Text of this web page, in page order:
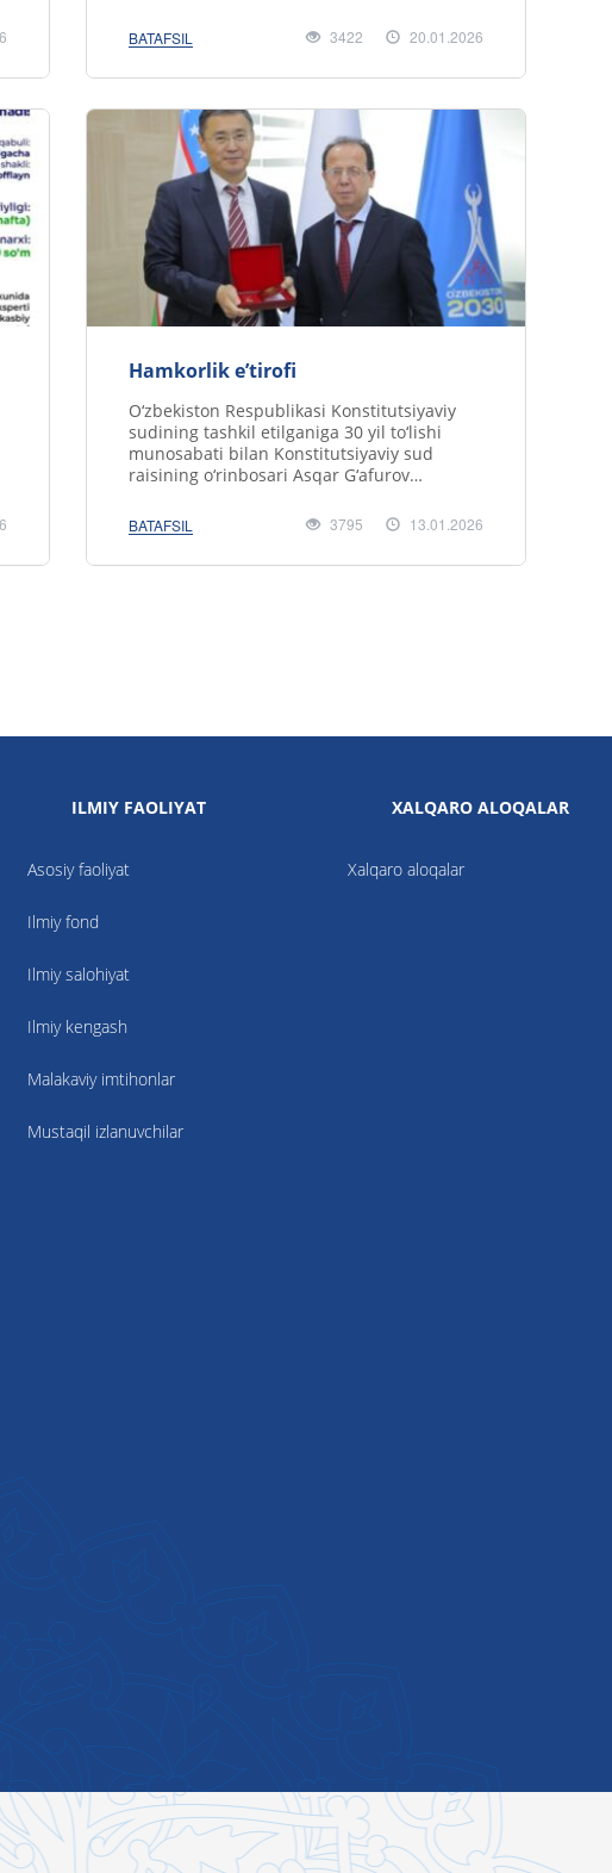
mudda.....
BATAFSIL 3422 20.01.2026
Hamkorlik e’tirofi
O‘zbekiston Respublikasi Konstitutsiyaviy
sudining tashkil etilganiga 30 yil to‘lishi
munosabati bilan Konstitutsiyaviy sud
raisining o‘rinbosari Asqar G‘afurov
BATAFSIL 3795 13.01.2026
ILMIY FAOLIYAT
Asosiy faoliyat
Ilmiy fond
Ilmiy salohiyat
Ilmiy kengash
Malakaviy imtihonlar
Mustaqil izlanuvchilar
XALQARO ALOQALAR
Xalqaro aloqalar